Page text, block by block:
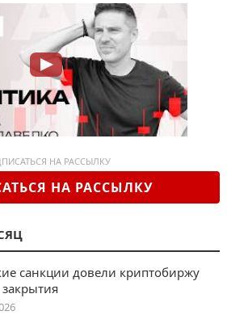
НА РАССЫЛКУ
НА РАССЫЛКУ
санкции довели криптобиржу